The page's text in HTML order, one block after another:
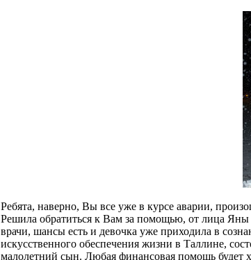
Ребята, наверно, Вы все уже в курсе аварии,
Решила обратиться к Вам за помощью, от лица Яны
врачи, шансы есть и девочка уже приходила в
искусственного обеспечения жизни в Таллине,
малолетний сын. Любая финансовая помощь будет